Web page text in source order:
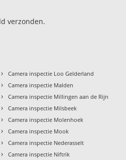
verzonden.
› Camera inspectie Loo Gelderland
› Camera inspectie Malden
› Camera inspectie Millingen aan de Rijn
› Camera inspectie Milsbeek
› Camera inspectie Molenhoek
› Camera inspectie Mook
› Camera inspectie Nederasselt
› Camera inspectie Niftrik